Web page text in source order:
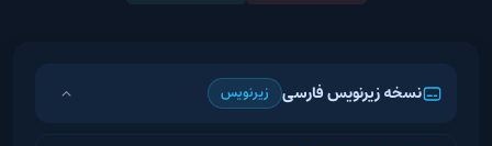
نسخه زیرنویس فارسی زیرنویس